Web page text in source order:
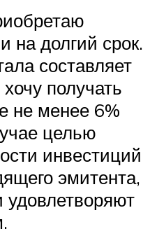
на долгий срок.
составляет
получать
не менее 6%
целью
инвестиций
эмитента,